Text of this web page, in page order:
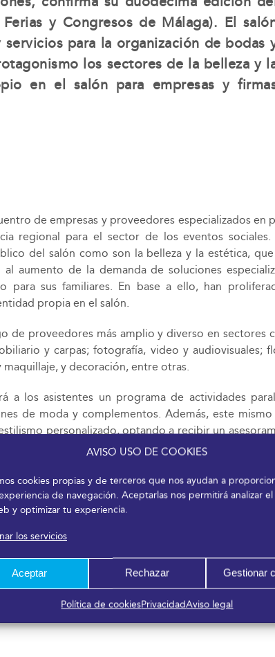
AVISO USO DE COOKIES
cookies propias y de terceros que nos ayudan a
de navegación. Aceptarlas nos permitirá analizar
y optimizar tu experiencia.
los servicios
Aceptar Rechazar Gestionar
Política de cookiesPrivacidadAviso legal
y Congresos de Málaga). El
para la organización de bodas
los sectores de la belleza y
en el salón para empresas y
de empresas y proveedores especializados
regional para el sector de los eventos
del salón como son la belleza y la estética,
aumento de la demanda de soluciones
para sus familiares. En base a ello, han
propia en el salón.
de proveedores más amplio y diverso en
y carpas; fotografía, video y audiovisuales;
y decoración, entre otras.
a los asistentes un programa de actividades
de moda y complementos. Además, este
personalizado, optando a recibir un
demostraciones de producto, espectáculos de